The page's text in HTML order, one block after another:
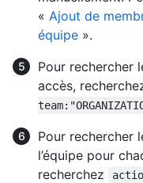
« Ajout de
équipe ».
Pour rechercher
accès,
Pour rechercher
l’équipe pour
recherchez